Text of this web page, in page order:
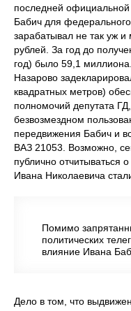
последней официальной
Бабич для
зарабатывал не так уж
рублей. За год до
год) было 59,1
Назарово
квадратных метров)
полномочий депутата
безвозмездном
передвижения Бабич и
ВАЗ 21053. Возможно,
публично отчитываться
Ивана Николаевича
Помимо
политических
влияние Ивана
Дело в том, что